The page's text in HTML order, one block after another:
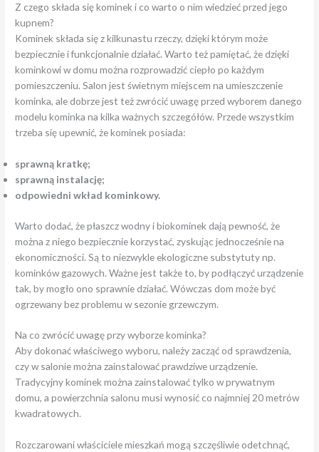
Z czego składa się kominek i co warto o nim wiedzieć przed jego
kupnem?
Kominek składa się z kilkunastu rzeczy, dzięki którym może
bezpiecznie i funkcjonalnie działać. Warto też pamiętać, że dzięki
kominkowi w domu można rozprowadzić ciepło po każdym
pomieszczeniu. Salon jest świetnym miejscem na umieszczenie
kominka, ale dobrze jest też zwrócić uwagę przed wyborem danego
modelu kominka na kilka ważnych szczegółów. Przede wszystkim
trzeba się upewnić, że kominek posiada:
sprawną kratkę;
sprawną instalację;
odpowiedni wkład kominkowy.
Warto dodać, że płaszcz wodny i biokominek dają pewność, że
można z niego bezpiecznie korzystać, zyskując jednocześnie na
ekonomiczności. Są to niezwykle ekologiczne substytuty np.
kominków gazowych. Ważne jest także to, by podłączyć urządzenie
tak, by mogło ono sprawnie działać. Wówczas dom może być
ogrzewany bez problemu w sezonie grzewczym.
Na co zwrócić uwagę przy wyborze kominka?
Aby dokonać właściwego wyboru, należy zacząć od sprawdzenia,
czy w salonie można zainstalować prawdziwe urządzenie.
Tradycyjny kominek można zainstalować tylko w prywatnym
domu, a powierzchnia salonu musi wynosić co najmniej 20 metrów
kwadratowych.
Rozczarowani właściciele mieszkań mogą szczęśliwie odetchnąć,